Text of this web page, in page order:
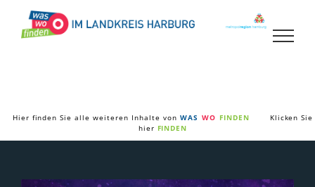
Inhalt
springen
Hier finden Sie alle weiteren Inhalte von WAS WO FINDEN
Klicken Sie
hier FINDEN